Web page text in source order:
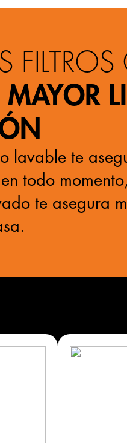
MAYOR
lavable te
todo
te asegura